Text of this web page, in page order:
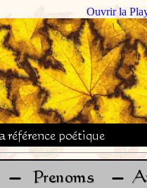
Ouvrir la